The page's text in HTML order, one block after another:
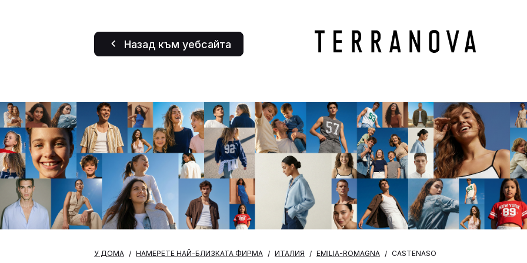
Назад към уебсайта
У ДОМА НАМЕРЕТЕ НАЙ-БЛИЗКАТА ФИРМА ИТАЛИЯ EMILIA-ROMAGNA CASTENASO